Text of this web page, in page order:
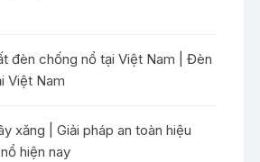
đèn chống nổ tại Việt Nam | Đèn
Việt Nam
xăng | Giải pháp an toàn hiệu
hiện nay